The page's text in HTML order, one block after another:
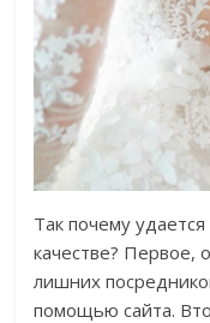
Так почему
качестве? Первое,
лишних
помощью сайта.